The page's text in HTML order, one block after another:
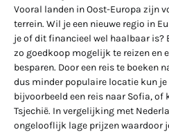
Vooral landen in Oost-Europa zijn
terrein. Wil je een nieuwe regio in
je of dit financieel wel haalbaar is?
zo goedkoop mogelijk te reizen en
besparen. Door een reis te boeken
dus minder populaire locatie kun je
bijvoorbeeld een reis naar Sofia, of
Tsjechië. In vergelijking met
ongelooflijk lage prijzen waardoor